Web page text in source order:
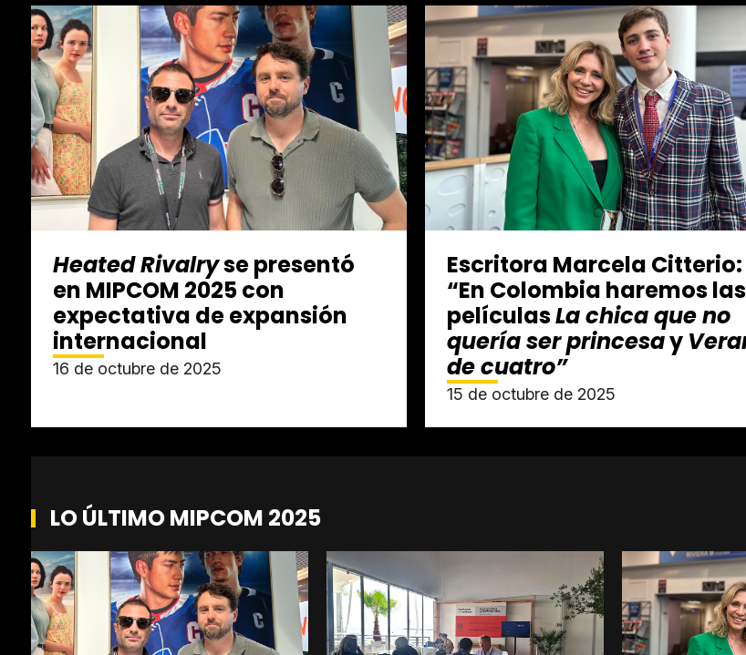
Heated Rivalryse presentó
en MIPCOM 2025 con
expectativa de expansión
internacional
16 de octubre de 2025
Escritora Marcela Citterio:
“En Colombia haremos las
películasLa chica que no
quería ser princesay
de cuatro”
15 de octubre de 2025
LO ÚLTIMO MIPCOM 2025